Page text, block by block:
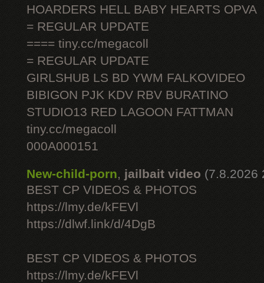
HOARDERS HELL BABY HEARTS OPVA
= REGULAR UPDATE
==== tiny.cc/megacoll
= REGULAR UPDATE
GIRLSHUB LS BD YWM FALKOVIDEO
BIBIGON PJK KDV RBV BURATINO
STUDIO13 RED LAGOON FATTMAN
tiny.cc/megacoll
000A000151
New-child-porn, jailbait video (7.8.2026
BEST CP VIDEOS & PHOTOS
https://lmy.de/kFEVl
https://dlwf.link/d/4DgB
BEST CP VIDEOS & PHOTOS
https://lmy.de/kFEVl